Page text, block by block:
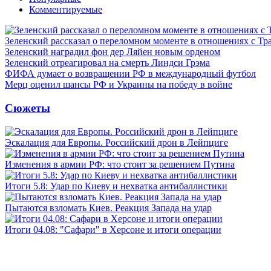
Комментируемые
Зеленский рассказал о переломном моменте в отношениях с
Зеленский наградил фон дер Ляйен новым орденом
Зеленский отреагировал на смерть Линдси Грэма
ФИФА думает о возвращении РФ в международный футбол
Мерц оценил шансы РФ и Украины на победу в войне
Сюжеты
Эскалация для Европы. Российский дрон в Лейпциге
Изменения в армии РФ: что стоит за решением Путина
Итоги 5.8: Удар по Киеву и нехватка антибаллистики
Пытаются взломать Киев. Реакция Запада на удар
Итоги 04.08: "Сафари" в Херсоне и итоги операции